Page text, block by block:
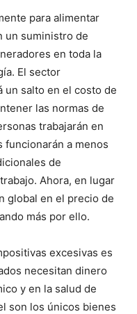
para alimentar
un suministro de
en toda la
El sector
un salto en el costo de
las normas de
trabajarán en
funcionarán a menos
de
Ahora, en lugar
global en el precio de
más por ello.
excesivas es
necesitan dinero
y en la salud de
son los únicos bienes